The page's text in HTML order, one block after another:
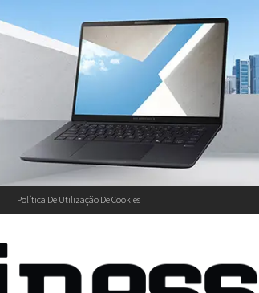
Política De Utilização De Cookies